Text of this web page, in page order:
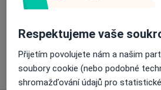
Šárka Kocourková
1 názor
Respektujeme vaše
Přijetím povolujete nám a našim
soubory cookie (nebo podobné
shromažďování údajů pro